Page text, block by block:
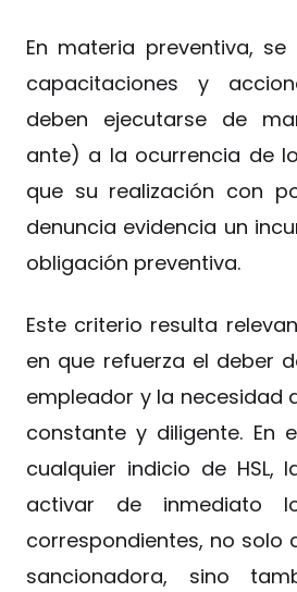
En materia preventiva,
capacitaciones y
deben ejecutarse de
ante) a la ocurrencia de
que su realización con
denuncia evidencia un
obligación preventiva.
Este criterio resulta
en que refuerza el deber
empleador y la necesidad
constante y diligente. En
cualquier indicio de HSL,
activar de inmediato
correspondientes, no solo
sancionadora, sino